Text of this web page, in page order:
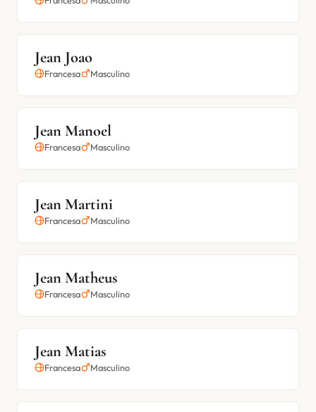
Jean Joao
Francesa Masculino
Jean Manoel
Francesa Masculino
Jean Martini
Francesa Masculino
Jean Matheus
Francesa Masculino
Jean Matias
Francesa Masculino